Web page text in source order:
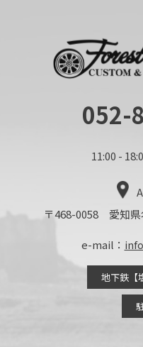
052-
11:00 -
〒468-0058 愛知県
e-mail：
地下鉄【